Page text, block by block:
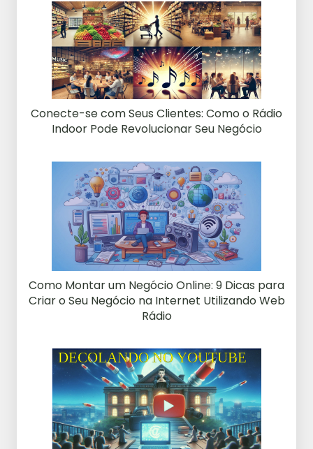
Conecte-se com Seus Clientes: Como o Rádio
Indoor Pode Revolucionar Seu Negócio
Como Montar um Negócio Online: 9 Dicas para
Criar o Seu Negócio na Internet Utilizando Web
Rádio